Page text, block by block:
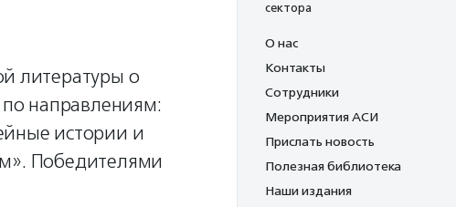
литературы о
по направлениям:
истории и
Победителями
сектора
О нас
Контакты
Сотрудники
Мероприятия АСИ
Прислать новость
Полезная библиотека
Наши издания